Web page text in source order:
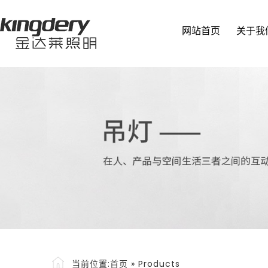
网站首页 关于我
当前位置:首页 » Products